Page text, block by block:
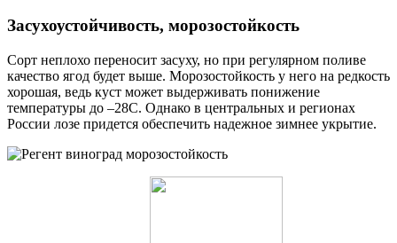
Засухоустойчивость, морозостойкость
Сорт неплохо переносит засуху, но при регулярном поливе
качество ягод будет выше. Морозостойкость у него на редкость
хорошая, ведь куст может выдерживать понижение
температуры до –28С. Однако в центральных и регионах
России лозе придется обеспечить надежное зимнее укрытие.